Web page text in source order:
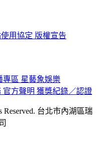
用協定 版權宣告
專區 星藝象娛樂
官方聲明 獲獎紀錄／認證
Reserved. 台北市內湖區瑞